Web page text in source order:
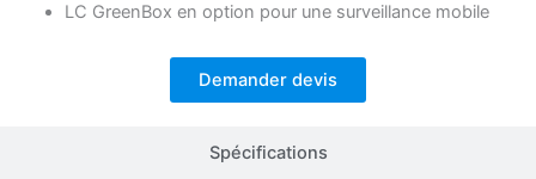
Spécifications
LC GreenBox en option pour une surveillance mobile
Demander devis